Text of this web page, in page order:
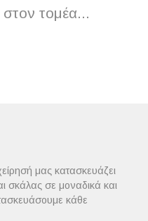
τομέα...
μας κατασκευάζει
σκάλας σε μοναδικά και
κάθε